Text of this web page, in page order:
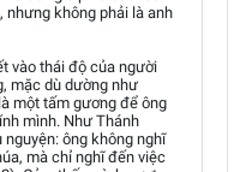
nhưng không phải là anh
vào thái độ của người
mặc dù dường như
một tấm gương để ông
mình. Như Thánh
ông không nghĩ
mà chỉ nghĩ đến việc